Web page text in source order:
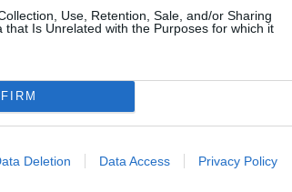
Use, Retention, Sale, and/or Sharing
that Is Unrelated with the Purposes for which it
Deletion Data Access Privacy Policy
hittar
"Det är så
starka roller, framtida projekt och